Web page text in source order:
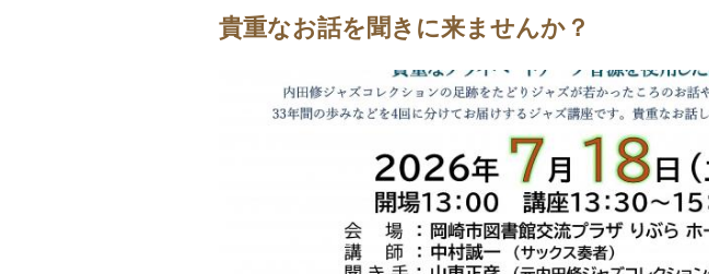
貴重なお話を聞きに来ませんか？